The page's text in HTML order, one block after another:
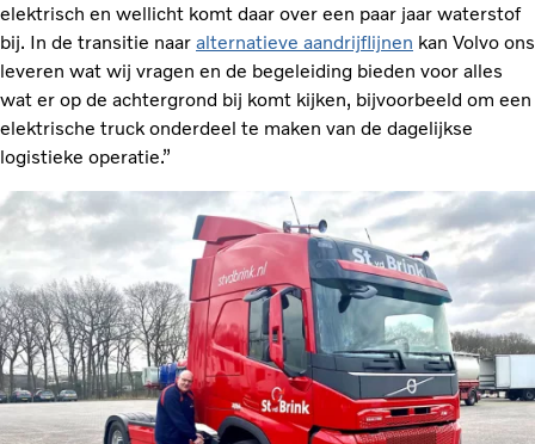
elektrisch en wellicht komt daar over een paar jaar waterstof
bij. In de transitie naar alternatieve aandrijflijnen kan Volvo ons
leveren wat wij vragen en de begeleiding bieden voor alles
wat er op de achtergrond bij komt kijken, bijvoorbeeld om een
elektrische truck onderdeel te maken van de dagelijkse
logistieke operatie.”